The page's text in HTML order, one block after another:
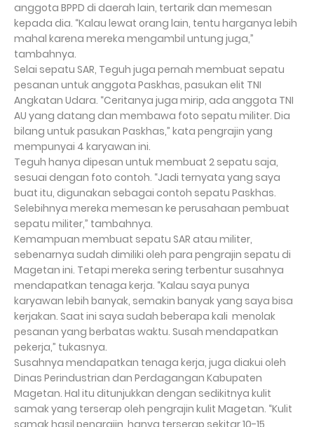
anggota BPPD di daerah lain, tertarik dan memesan
kepada dia. “Kalau lewat orang lain, tentu harganya lebih
mahal karena mereka mengambil untung juga,”
tambahnya.
Selai sepatu SAR, Teguh juga pernah membuat sepatu
pesanan untuk anggota Paskhas, pasukan elit TNI
Angkatan Udara. “Ceritanya juga mirip, ada anggota TNI
AU yang datang dan membawa foto sepatu militer. Dia
bilang untuk pasukan Paskhas,” kata pengrajin yang
mempunyai 4 karyawan ini.
Teguh hanya dipesan untuk membuat 2 sepatu saja,
sesuai dengan foto contoh. “Jadi ternyata yang saya
buat itu, digunakan sebagai contoh sepatu Paskhas.
Selebihnya mereka memesan ke perusahaan pembuat
sepatu militer,” tambahnya.
Kemampuan membuat sepatu SAR atau militer,
sebenarnya sudah dimiliki oleh para pengrajin sepatu di
Magetan ini. Tetapi mereka sering terbentur susahnya
mendapatkan tenaga kerja. “Kalau saya punya
karyawan lebih banyak, semakin banyak yang saya bisa
kerjakan. Saat ini saya sudah beberapa kali menolak
pesanan yang berbatas waktu. Susah mendapatkan
pekerja,” tukasnya.
Susahnya mendapatkan tenaga kerja, juga diakui oleh
Dinas Perindustrian dan Perdagangan Kabupaten
Magetan. Hal itu ditunjukkan dengan sedikitnya kulit
samak yang terserap oleh pengrajin kulit Magetan. “Kulit
samak hasil pengrajin, hanya terserap sekitar 10-15